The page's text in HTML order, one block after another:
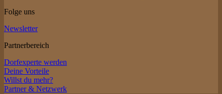
Folge uns
Newsletter
Partnerbereich
Dorfexperte werden
Deine Vorteile
Willst du mehr?
Partner & Netzwerk